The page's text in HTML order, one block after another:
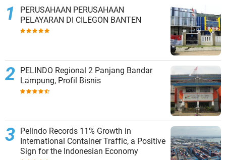
PERUSAHAAN PERUSAHAAN
PELAYARAN DI CILEGON BANTEN
PELINDO Regional 2 Panjang Bandar
Lampung, Profil Bisnis
Pelindo Records 11% Growth in
International Container Traffic, a Positive
Sign for the Indonesian Economy